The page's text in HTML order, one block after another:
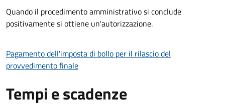
Quando il procedimento amministrativo si conclude
positivamente si ottiene un'autorizzazione.
Pagamento dell'imposta di bollo per il rilascio del
provvedimento finale
Tempi e scadenze